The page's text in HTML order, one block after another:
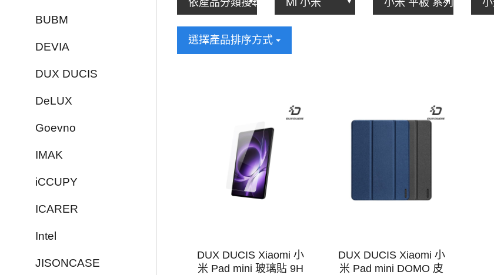
BUBM
DEVIA
DUX DUCIS
DeLUX
Goevno
IMAK
iCCUPY
ICARER
Intel
JISONCASE
選擇產品排序方式
DUX DUCIS Xiaomi 小
米 Pad mini 玻璃貼 9H
DUX DUCIS Xiaomi 小
米 Pad mini DOMO 皮